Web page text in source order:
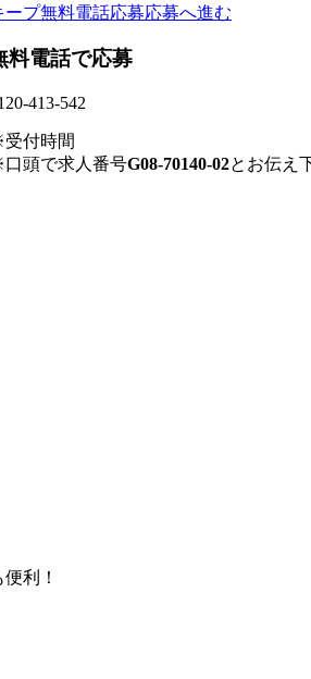
ープ無料電話応募応募へ進む
料電話で応募
413-542
付時間
頭で求人番号G08-70140-02とお伝え
利！